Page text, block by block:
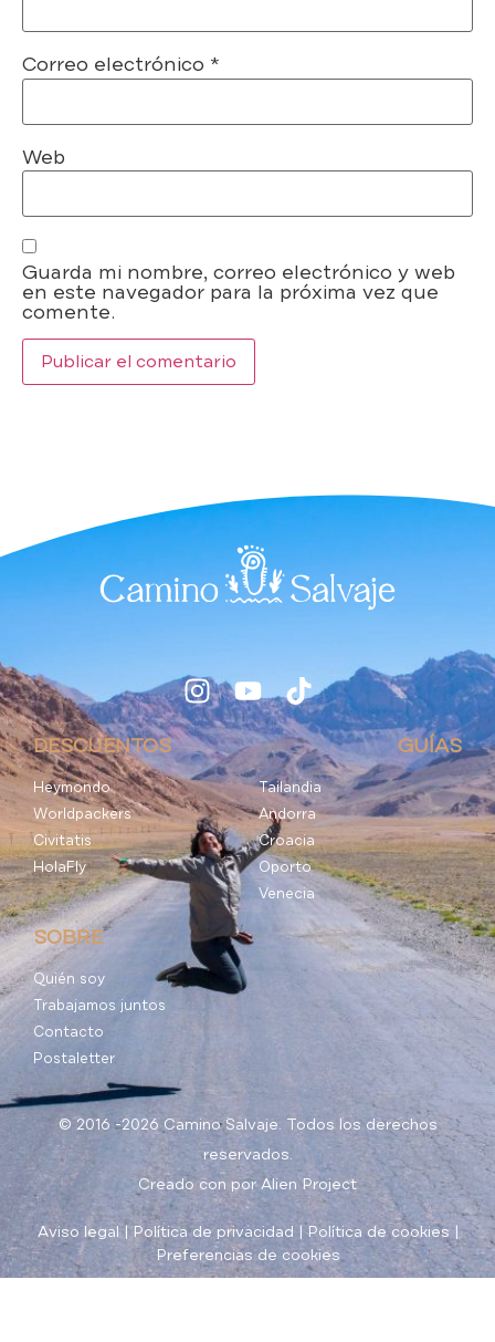
Correo electrónico *
Web
Guarda mi nombre, correo electrónico y web
en este navegador para la próxima vez que
comente.
DESCUENTOS
Heymondo
Worldpackers
Civitatis
HolaFly
GUÍAS
Tailandia
Andorra
Croacia
Oporto
Venecia
SOBRE
Quién soy
Trabajamos juntos
Contacto
Postaletter
© 2016 -2026 Camino Salvaje. Todos los derechos
reservados.
Creado con por Alien Project
Aviso legal| Política de privacidad | Política de cookies |
Preferencias de cookies